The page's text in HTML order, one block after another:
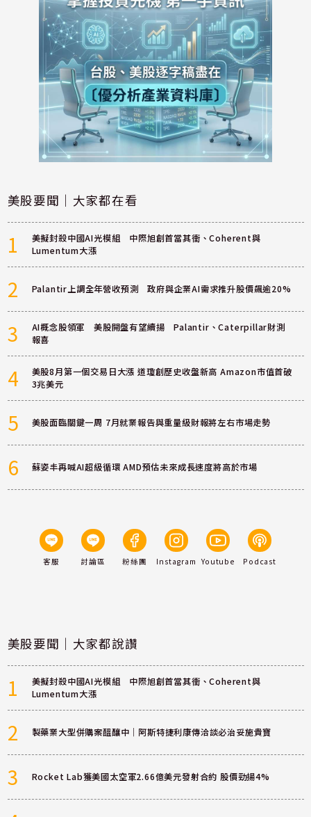
美股要聞｜大家都在看
1
美擬封殺中國AI光模組 中際旭創首當其衝、Coherent與
Lumentum大漲
2 Palantir上調全年營收預測 政府與企業AI需求推升股價飆逾20%
3
AI概念股領軍 美股開盤有望續揚 Palantir、Caterpillar財測
報喜
4
美股8月第一個交易日大漲 道瓊創歷史收盤新高 Amazon市值首破
3兆美元
5 美股面臨關鍵一周 7月就業報告與重量級財報將左右市場走勢
6 蘇姿丰再喊AI超級循環 AMD預估未來成長速度將高於市場
客服 討論區 粉絲團 Instagram Youtube Podcast
美股要聞｜大家都說讚
1
美擬封殺中國AI光模組 中際旭創首當其衝、Coherent與
Lumentum大漲
2 製藥業大型併購案醞釀中｜阿斯特捷利康傳洽談必治妥施貴寶
3 Rocket Lab獲美國太空軍2.66億美元發射合約 股價勁揚4%